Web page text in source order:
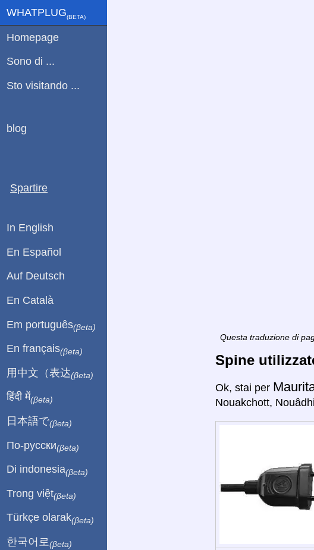
Questa traduzione di
Spine
Ok, stai per
Nouakchott,
WHATPLUG(ΒETA)
Homepage
Sono di ...
Sto visitando ...
blog
Spartire
In English
En Español
Auf Deutsch
En Català
Em português(βeta)
En français(βeta)
用中文（表达(βeta)
हिंदी में(βeta)
日本語で(βeta)
По-русски(βeta)
Di indonesia(βeta)
Trong việt(βeta)
Türkçe olarak(βeta)
한국어로 (βeta)